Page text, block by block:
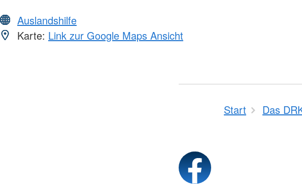
Auslandshilfe
Karte: Link zur Google Maps Ansicht
Start Das